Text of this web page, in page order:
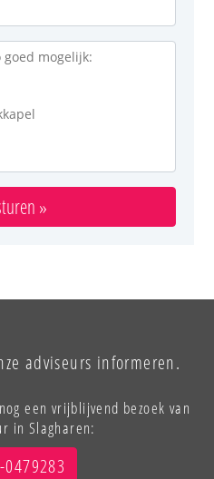
»
adviseurs informeren.
een vrijblijvend bezoek van
in Slagharen:
0479283